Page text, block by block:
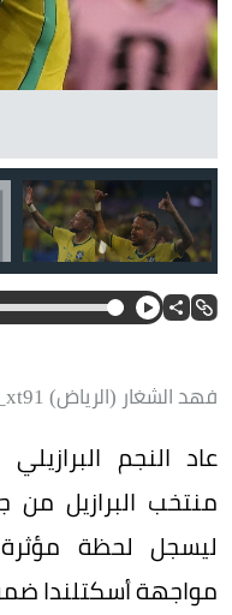
فهد الشغار (الرياض) f_xt91@
عاد النجم
ليسجل لحظة
مواجهة أسكتلندا ضمن